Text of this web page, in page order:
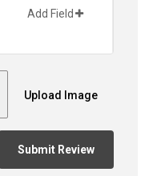
Add Field
Upload Image